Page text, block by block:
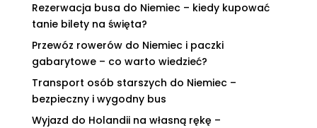
Rezerwacja busa do Niemiec – kiedy kupować
tanie bilety na święta?
Przewóz rowerów do Niemiec i paczki
gabarytowe – co warto wiedzieć?
Transport osób starszych do Niemiec –
bezpieczny i wygodny bus
Wyjazd do Holandii na własną rękę –